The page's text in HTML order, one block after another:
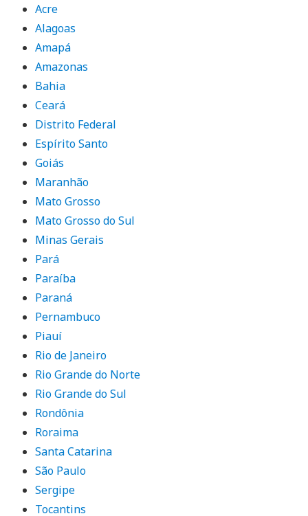
Acre
Alagoas
Amapá
Amazonas
Bahia
Ceará
Distrito Federal
Espírito Santo
Goiás
Maranhão
Mato Grosso
Mato Grosso do Sul
Minas Gerais
Pará
Paraíba
Paraná
Pernambuco
Piauí
Rio de Janeiro
Rio Grande do Norte
Rio Grande do Sul
Rondônia
Roraima
Santa Catarina
São Paulo
Sergipe
Tocantins